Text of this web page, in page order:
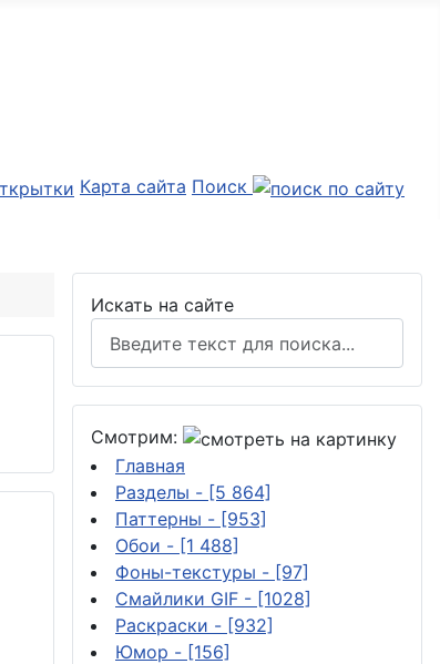
Карта сайта Поиск
Искать на сайте
Смотрим:
Главная
Разделы - [5 864]
Паттерны - [953]
Обои - [1 488]
Фоны-текстуры - [97]
Смайлики GIF - [1028]
Раскраски - [932]
Юмор - [156]